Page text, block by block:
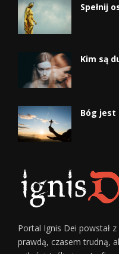
Spełnij
Kim są
Bóg jest
Portal Ignis Dei powstał
prawdą, czasem trudną,